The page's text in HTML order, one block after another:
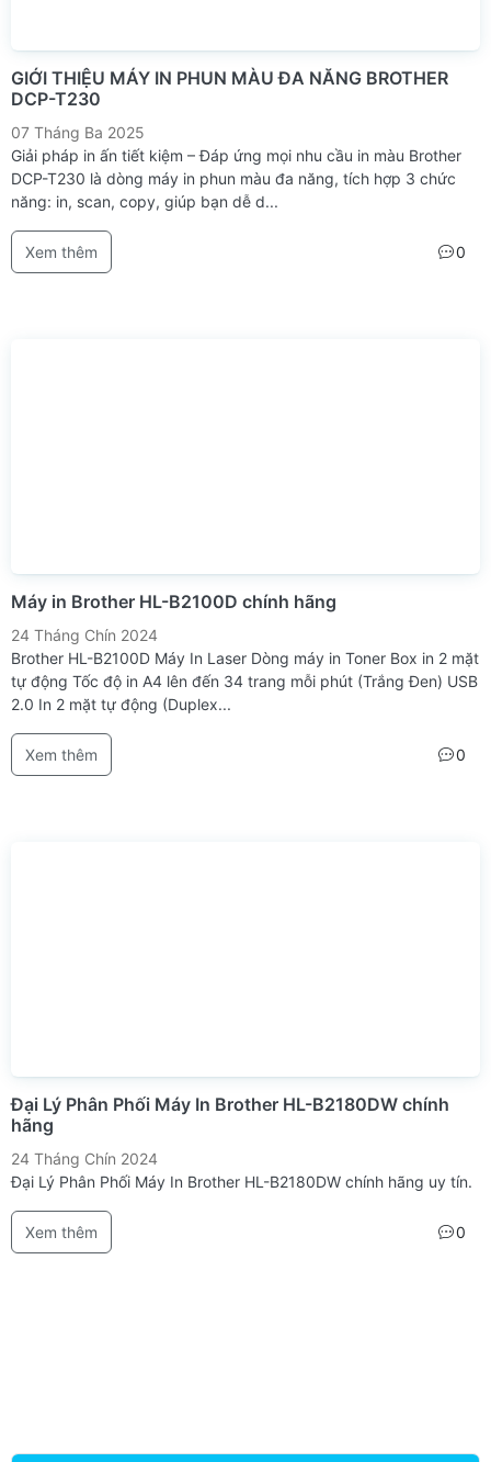
GIỚI THIỆU MÁY IN PHUN MÀU ĐA NĂNG BROTHER
DCP-T230
07 Tháng Ba 2025
Giải pháp in ấn tiết kiệm – Đáp ứng mọi nhu cầu in màu Brother
DCP-T230 là dòng máy in phun màu đa năng, tích hợp 3 chức
năng: in, scan, copy, giúp bạn dễ d...
Xem thêm 0
Máy in Brother HL-B2100D chính hãng
24 Tháng Chín 2024
Brother HL-B2100D Máy In Laser Dòng máy in Toner Box in 2 mặt
tự động Tốc độ in A4 lên đến 34 trang mỗi phút (Trắng Đen) USB
2.0 In 2 mặt tự động (Duplex...
Xem thêm 0
Đại Lý Phân Phối Máy In Brother HL-B2180DW chính
hãng
24 Tháng Chín 2024
Đại Lý Phân Phối Máy In Brother HL-B2180DW chính hãng uy tín.
Xem thêm 0